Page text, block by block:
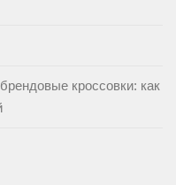
кроссовки: как